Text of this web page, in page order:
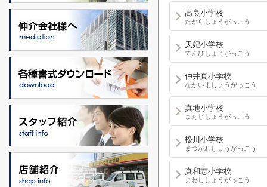
高良小学校
たからしょうがっこう
天妃小学校
てんぴしょうがっこう
仲井真小学校
なかいましょうがっこう
真地小学校
まあじしょうがっこう
松川小学校
まつかわしょうがっこう
真和志小学校
まわししょうがっこう